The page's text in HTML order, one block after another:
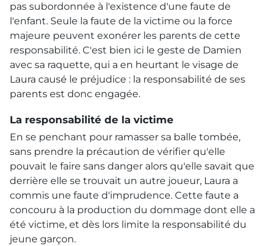
pas subordonnée à l'existence d'une faute de
l'enfant. Seule la faute de la victime ou la force
majeure peuvent exonérer les parents de cette
responsabilité. C'est bien ici le geste de Damien
avec sa raquette, qui a en heurtant le visage de
Laura causé le préjudice : la responsabilité de ses
parents est donc engagée.
La responsabilité de la victime
En se penchant pour ramasser sa balle tombée,
sans prendre la précaution de vérifier qu'elle
pouvait le faire sans danger alors qu'elle savait que
derrière elle se trouvait un autre joueur, Laura a
commis une faute d'imprudence. Cette faute a
concouru à la production du dommage dont elle a
été victime, et dès lors limite la responsabilité du
jeune garçon.